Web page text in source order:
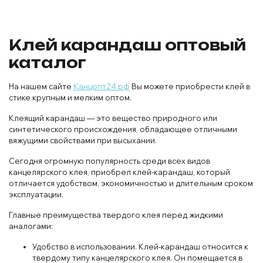
Клей карандаш оптовый
каталог
На нашем сайте Канцопт24.рф Вы можете приобрести клей в
стике крупным и мелким оптом.
Клеящий карандаш — это вещество природного или
синтетического происхождения, обладающее отличными
вяжущими свойствами при высыхании.
Сегодня огромную популярность среди всех видов
канцелярского клея, приобрел клей-карандаш, который
отличается удобством, экономичностью и длительным сроком
эксплуатации.
Главные преимущества твердого клея перед жидкими
аналогами:
Удобство в использовании. Клей-карандаш относится к
твердому типу канцелярского клея. Он помещается в